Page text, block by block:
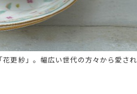
更紗」。幅広い世代の方々から愛さ